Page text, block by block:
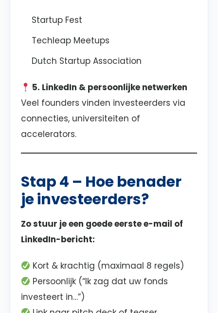
Startup Fest
Techleap Meetups
Dutch Startup Association
5. LinkedIn & persoonlijke netwerken
Veel founders vinden investeerders via
connecties, universiteiten of
accelerators.
Stap 4 – Hoe benader
je investeerders?
Zo stuur je een goede eerste e-mail of
LinkedIn-bericht:
Kort & krachtig (maximaal 8 regels)
Persoonlijk (“Ik zag dat uw fonds
investeert in…”)